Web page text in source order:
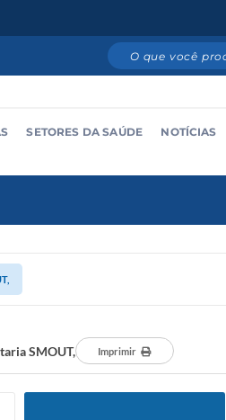
SETORES DA SAÚDE NOTÍCIAS
SMOUT, Imprimir